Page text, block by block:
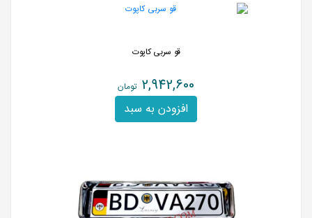
قو سربی کاپوت
2,942,600 تومان
افزودن به سبد